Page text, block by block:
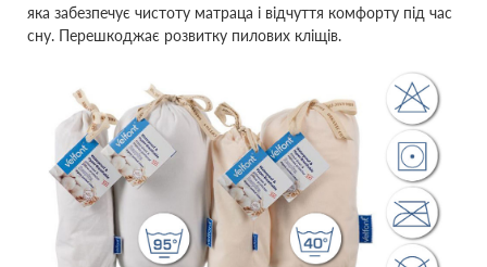
яка забезпечує чистоту матраца і відчуття комфорту під час
сну. Перешкоджає розвитку пилових кліщів.